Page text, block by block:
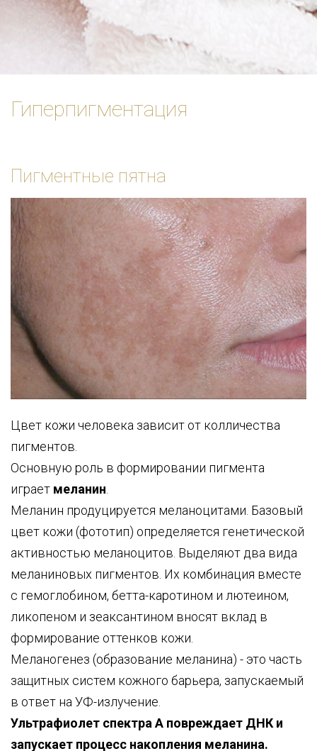
Гиперпигментация
Пигментные пятна
Цвет кожи человека зависит от колличества
пигментов.
Основную роль в формировании пигмента
играет меланин
Меланин продуцируется меланоцитами. Базовый
цвет кожи (фототип) определяется генетической
активностью меланоцитов. Выделяют два вида
меланиновых пигментов. Их комбинация вместе
с гемоглобином, бетта-каротином и лютеином,
ликопеном и зеаксантином вносят вклад в
формирование оттенков кожи.
Меланогенез (образование меланина) - это часть
защитных систем кожного барьера, запускаемый
в ответ на УФ-излучение.
Ультрафиолет спектра А повреждает ДНК и
запускает процесс накопления меланина.